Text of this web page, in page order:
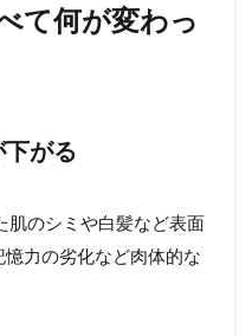
て何が変わっ
がる
肌のシミや白髪など表面
力の劣化など肉体的な